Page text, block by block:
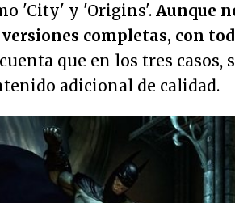
'City' y 'Origins'. Aunque
completas, con
que en los tres casos,
adicional de calidad.